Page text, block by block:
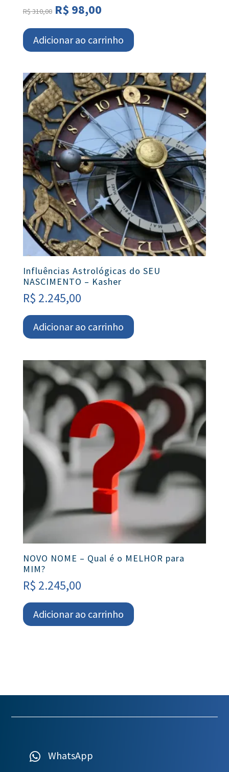
R$310,00 O
original
era:
R$ 98,00O
atual
é:
Adicionar ao carrinho
Influências Astrológicas do SEU
NASCIMENTO – Kasher
R$ 2.245,00
Adicionar ao carrinho
NOVO NOME – Qual é o MELHOR para
MIM?
R$ 2.245,00
Adicionar ao carrinho
 WhatsApp